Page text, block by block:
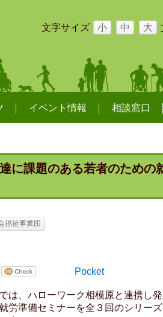
文字サイズ 小 中 大
イベント情報 相談窓口
に課題のある若者のための
福祉事業団
Pocket
は、ハローワーク相模原と連携し
労準備セミナーを全３回のシリーズ